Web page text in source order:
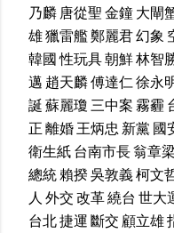
乃麟唐從聖金鐘大閘
雄獵雷艦鄭麗君幻象
韓國性玩具朝鮮林智
邁 趙天麟傅達仁徐永
誕蘇麗瓊三中案霧霾
正離婚王炳忠 新黨國
衛生紙台南市長翁章梁
總統賴揆吳敦義柯文
人 外交改革繞台 世大
台北捷運斷交 顧立雄